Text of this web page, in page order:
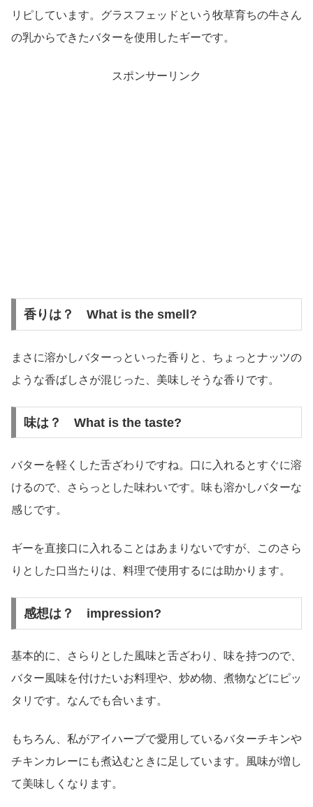
リピしています。グラスフェッドという牧草育ちの牛さん
の乳からできたバターを使用したギーです。
スポンサーリンク
香りは？ What is the smell?
まさに溶かしバターっといった香りと、ちょっとナッツの
ような香ばしさが混じった、美味しそうな香りです。
味は？ What is the taste?
バターを軽くした舌ざわりですね。口に入れるとすぐに溶
けるので、さらっとした味わいです。味も溶かしバターな
感じです。
ギーを直接口に入れることはあまりないですが、このさら
りとした口当たりは、料理で使用するには助かります。
感想は？ impression?
基本的に、さらりとした風味と舌ざわり、味を持つので、
バター風味を付けたいお料理や、炒め物、煮物などにピッ
タリです。なんでも合います。
もちろん、私がアイハーブで愛用しているバターチキンや
チキンカレーにも煮込むときに足しています。風味が増し
て美味しくなります。